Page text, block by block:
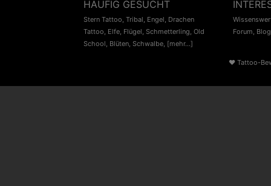
HÄUFIG GESUCHT
Stern Tattoo, Tribal, Engel, Drachen
Tattoo, Elfe, Flügel, Schmetterling, Old
School, Blüten, Schwalbe, [mehr...]
Forum, Blog
♥ Tattoo-